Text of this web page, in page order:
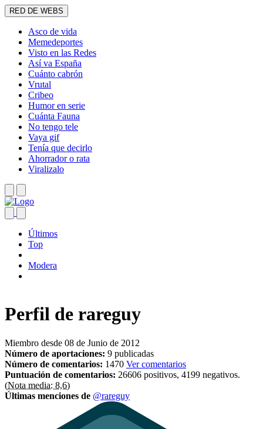
RED DE WEBS
Asco de vida
Memedeportes
Visto en las Redes
Así va España
Cuánto cabrón
Vrutal
Cribeo
Humor en serie
Cuánta Fauna
No tengo tele
Vaya gif
Tenía que decirlo
Ahorrador o rata
Viralizalo
Últimos
Top
Modera
Perfil de rareguy
Miembro desde 08 de Junio de 2012
Número de aportaciones: 9 publicadas
Número de comentarios: 1470 Ver comentarios
Puntuación de comentarios: 26606 positivos, 4199 negativos.
(Nota media: 8,6)
Últimas menciones de @rareguy